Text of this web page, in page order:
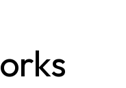
orks